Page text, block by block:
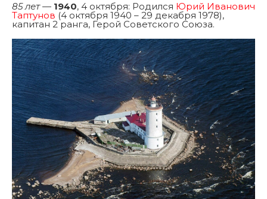
85 лет— 1940, 4 октября: Родился Юрий Иванович
Таптунов (4 октября 1940 – 29 декабря 1978),
капитан 2 ранга, Герой Советского Союза.